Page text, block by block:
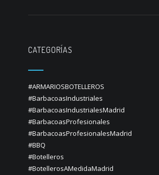
CATEGORÍAS
#ARMARIOSBOTELLEROS
#BarbacoasIndustriales
#BarbacoasIndustrialesMadrid
#BarbacoasProfesionales
#BarbacoasProfesionalesMadrid
#BBQ
#Botelleros
#BotellerosAMedidaMadrid